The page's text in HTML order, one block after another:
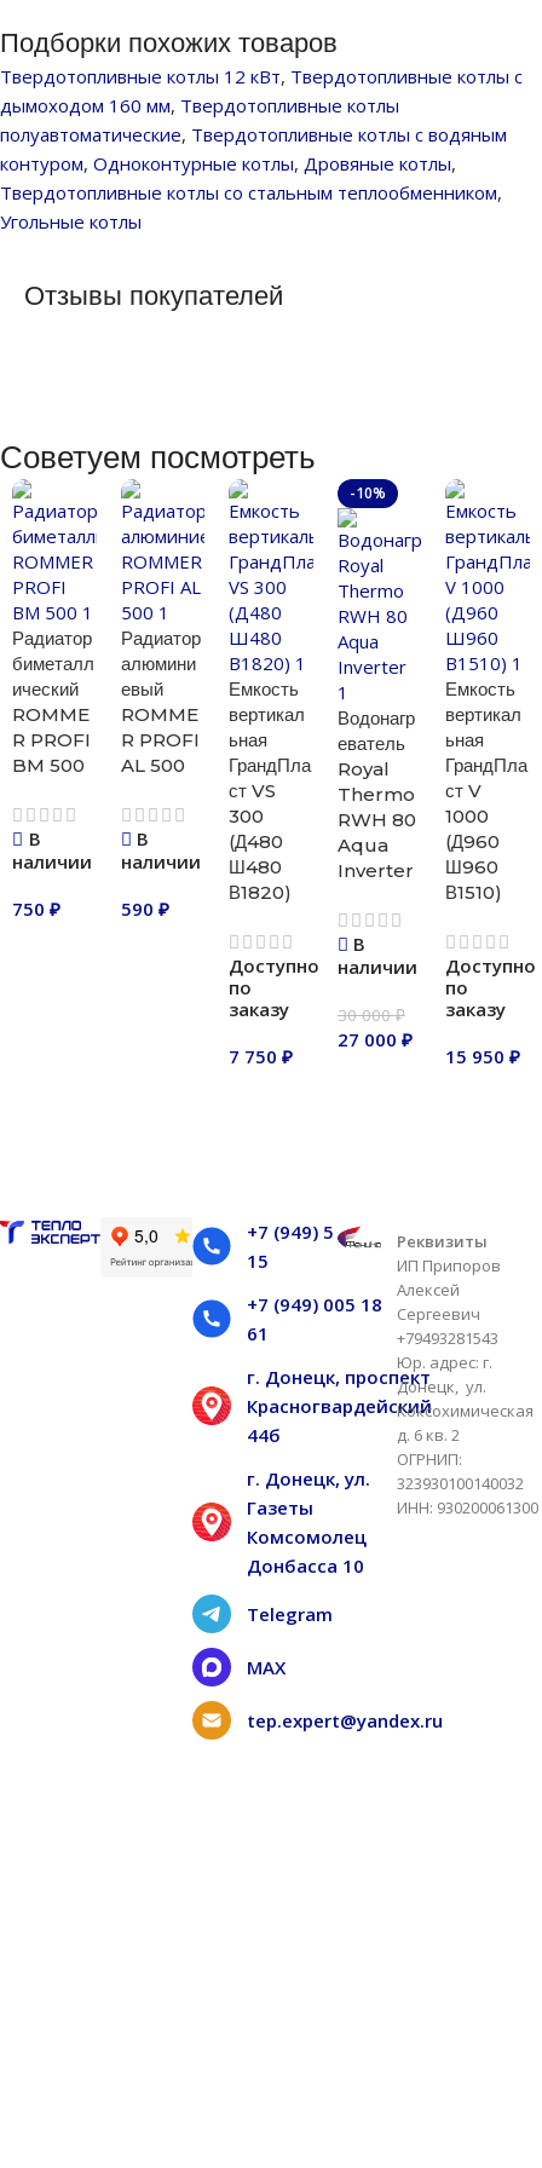
Подборки похожих товаров
Твердотопливные котлы 12 кВт, Твердотопливные котлы с
дымоходом 160 мм, Твердотопливные котлы
полуавтоматические, Твердотопливные котлы с водяным
контуром, Одноконтурные котлы, Дровяные котлы,
Твердотопливные котлы со стальным теплообменником,
Угольные котлы
Отзывы покупателей
Советуем посмотреть
Радиатор
биметалл
ический
ROMME
R PROFI
BM 500
В
наличии
750 ₽
Радиатор
алюмини
евый
ROMME
R PROFI
AL 500
В
наличии
590 ₽
Емкость
вертикал
ьная
ГрандПла
ст VS
300
(Д480
Ш480
В1820)
Доступно
по
заказу
7 750₽
-10%
Водонагр
еватель
Royal
Thermo
RWH 80
Aqua
Inverter
В
наличии
30 000₽
27 000 ₽
Емкость
вертикал
ьная
ГрандПла
ст V
1000
(Д960
Ш960
В1510)
Доступно
по
заказу
15 950₽
+7 (949) 505 51
15
+7 (949) 005 18
61
г. Донецк, проспект
Красногвардейский
44б
г. Донецк, ул.
Газеты
Комсомолец
Донбасса 10
Telegram
MAX
tep.expert@yandex.ru
Реквизиты
ИП Припоров
Алексей
Сергеевич
+79493281543
Юр. адрес: г.
Донецк, ул.
Коксохимическая
д. 6 кв. 2
ОГРНИП:
323930100140032
ИНН: 930200061300